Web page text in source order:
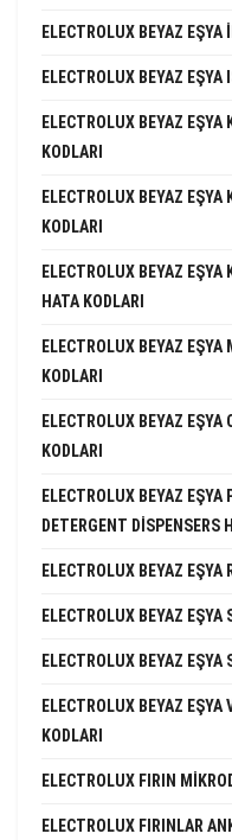
ELECTROLUX BEYAZ EŞYA
ELECTROLUX BEYAZ EŞYA
ELECTROLUX BEYAZ
KODLARI
ELECTROLUX BEYAZ
KODLARI
ELECTROLUX BEYAZ
HATA KODLARI
ELECTROLUX BEYAZ
KODLARI
ELECTROLUX BEYAZ
KODLARI
ELECTROLUX BEYAZ
DETERGENT DISPENSERS
ELECTROLUX BEYAZ EŞYA
ELECTROLUX BEYAZ EŞYA
ELECTROLUX BEYAZ EŞYA
ELECTROLUX BEYAZ
KODLARI
ELECTROLUX FIRIN
ELECTROLUX FIRINLAR